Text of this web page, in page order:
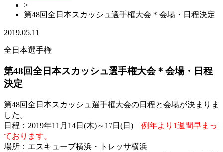
>
第48回全日本スカッシュ選手権大会＊会場・日程決定
2019.05.11
全日本選手権
第48回全日本スカッシュ選手権大会＊会場・日程
決定
第48回全日本スカッシュ選手権大会の日程と会場が決まりま
した。
日程：2019年11月14日(木)～17日(日) 例年より1週間早まっ
ております。
場所：エスキューブ横浜・トレッサ横浜